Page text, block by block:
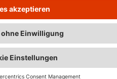
und
die Bauland- und
GMA durch ein
und Hamburg die
stehen den